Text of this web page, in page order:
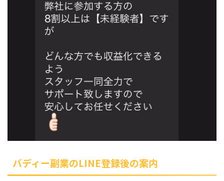
バディー副業のLINE登録後の案内